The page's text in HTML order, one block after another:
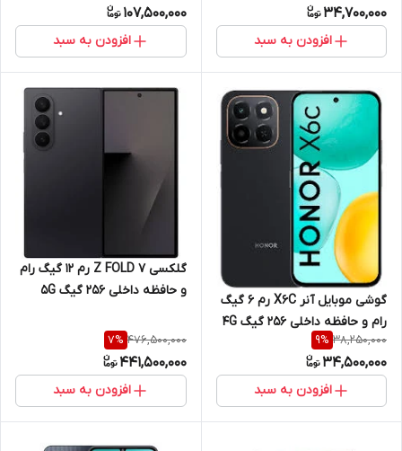
34,700,000
افزودن به سبد
107,500,000
افزودن به سبد
گوشی موبایل آنر X6C رم 6 گیگ
رام و حافظه داخلی 256 گیگ 4G
38,250,000
9%
34,500,000
افزودن به سبد
گلکسی Z FOLD 7 رم 12 گیگ رام
و حافظه داخلی 256 گیگ 5G
476,500,000
7%
441,500,000
افزودن به سبد